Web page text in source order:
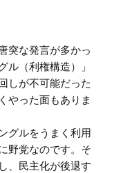
突な発言が多かっ
ル（利権構造）」
しが不可能だった
やった面もありま
グルをうまく利用
野党なのです。そ
、民主化が後退す